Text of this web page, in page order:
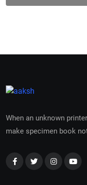
When an unknown
make specimen book